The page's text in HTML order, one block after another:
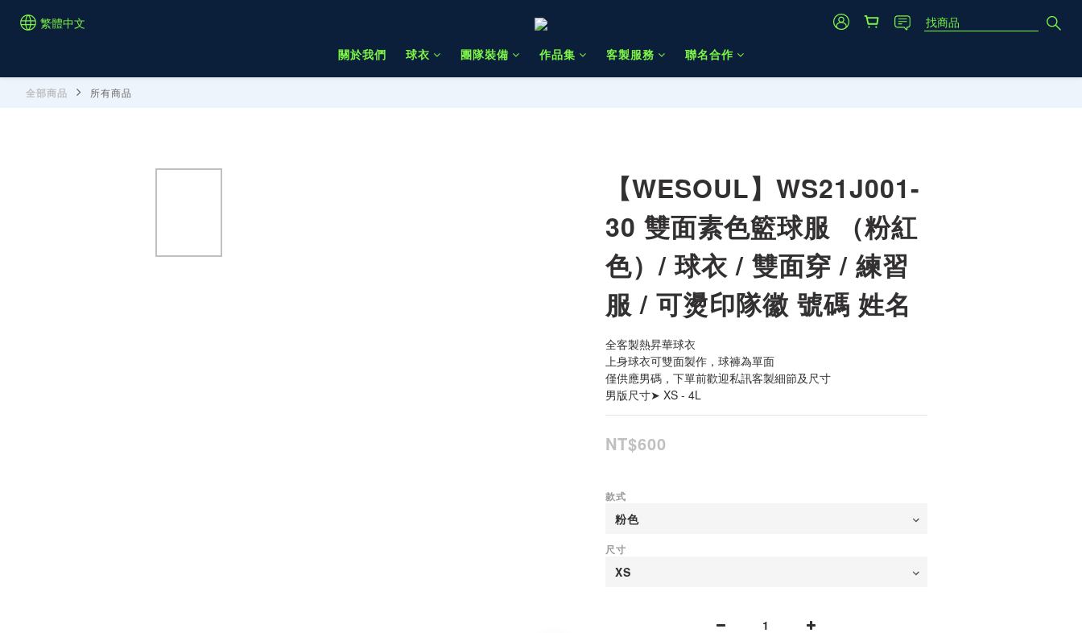
繁體中文
關於我們
球衣 團隊裝備 作品集 客製服務 聯名合作
全部商品 所有商品
【WESOUL】WS21J001-
30 雙面素色籃球服 （粉紅
色）/ 球衣 / 雙面穿 / 練習
服 / 可燙印隊徽 號碼 姓名
全客製熱昇華球衣
上身球衣可雙面製作，球褲為單面
僅供應男碼，下單前歡迎私訊客製細節及尺寸
男版尺寸➤ XS - 4L
NT$600
款式
尺寸